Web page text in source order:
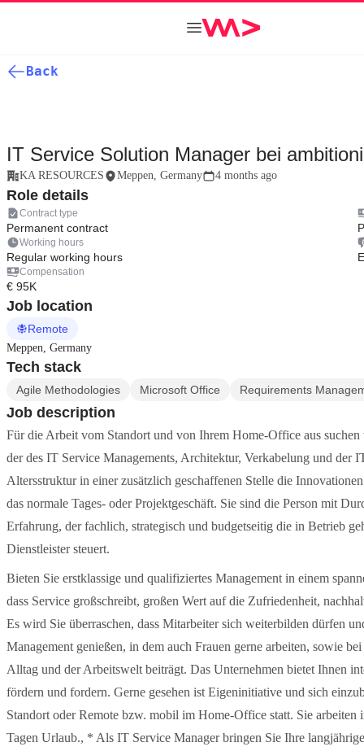
Back
IT Service Solution Manager bei
KA RESOURCES Meppen, Germany 4 months ago
Role details
Contract type
Permanent contract
Working hours
Regular working hours
Compensation
€ 95K
Job location
Remote
Meppen, Germany
Tech stack
Agile Methodologies Microsoft Office Requirements
Job description
Für die Arbeit vom Standort und von Ihrem Home-Office aus
der des IT Service Managements, Architektur, Verkabelung und der
Altersstruktur in einer zusätzlich geschaffenen Stelle die
das normale Tages- oder Projektgeschäft. Sie sind die Person mit
Erfahrung, der fachlich, strategisch und budgetseitig die in Betrieb
Dienstleister steuert.
Bieten Sie erstklassige und qualifiziertes Management in einem
dass Service großschreibt, großen Wert auf die Zufriedenheit,
Es wird Sie überraschen, dass Mitarbeiter sich weiterbilden dürfen
Management genießen, in dem auch Frauen gerne arbeiten, sowie
Alltag und der Arbeitswelt beiträgt. Das Unternehmen bietet Ihnen
fördern und fordern. Gerne gesehen ist Eigeninitiative und sich
Standort oder Remote bzw. mobil im Home-Office statt. Sie
Tagen Urlaub., * Als IT Service Manager bringen Sie Ihre